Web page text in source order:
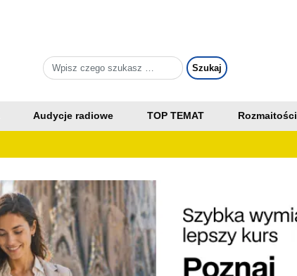
Audycje radiowe TOP TEMAT Rozmaitości